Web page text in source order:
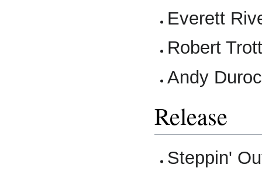
Everett
Robert
Andy
Release
Steppin'